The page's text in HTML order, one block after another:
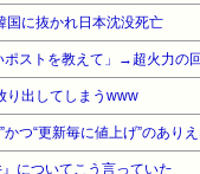
国に抜かれ日本沈没死亡
ストを教えて」→超火力の
り出してしまうwww
つ“更新毎に値上げ”のあり
についてこう言っていた